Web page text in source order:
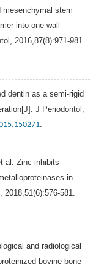
mesenchymal stem
into one-wall
2016 87(8):971-981.
dentin as a semi-rigid
J Periodontol
al. Zinc inhibits
in
2018 51(6):576-581.
and radiological
bovine bone